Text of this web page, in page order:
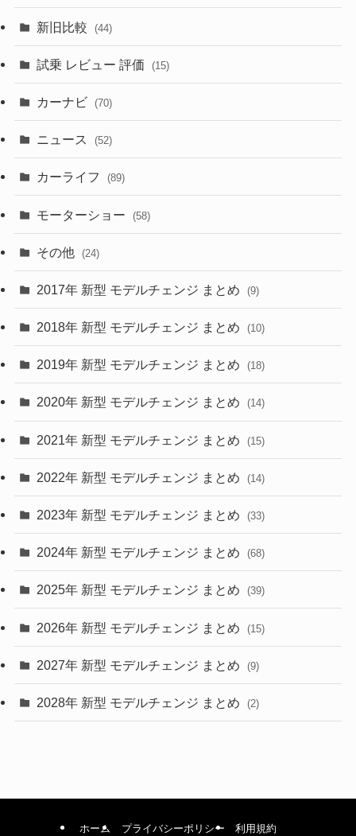
(253)
(84)
(50)
(43)
(6)
(9)
(30)
(27)
(58)
(28)
(27)
(26)
(10)
(35)
(10)
(9)
(22)
(4)
(9)
(4)
(1)
(3)
(3) (5)
(7)
新旧比較 (44)
試乗 レビュー 評価 (15)
カーナビ (70)
ニュース (52)
カーライフ (89)
モーターショー (58)
その他 (24)
2017年 新型 モデルチェンジ まとめ (9)
2018年 新型 モデルチェンジ まとめ (10)
2019年 新型 モデルチェンジ まとめ (18)
2020年 新型 モデルチェンジ まとめ (14)
2021年 新型 モデルチェンジ まとめ (15)
2022年 新型 モデルチェンジ まとめ (14)
2023年 新型 モデルチェンジ まとめ (33)
2024年 新型 モデルチェンジ まとめ (68)
2025年 新型 モデルチェンジ まとめ (39)
2026年 新型 モデルチェンジ まとめ (15)
2027年 新型 モデルチェンジ まとめ (9)
2028年 新型 モデルチェンジ まとめ (2)
ホーム プライバシーポリシー 利用規約